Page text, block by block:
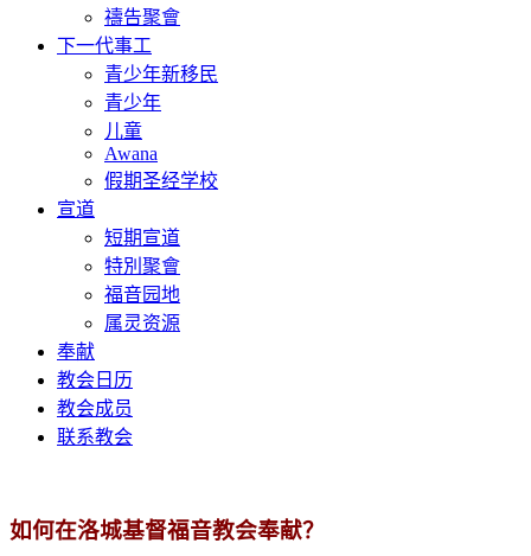
禱告聚會
下一代事工
青少年新移民
青少年
儿童
Awana
假期圣经学校
宣道
短期宣道
特別聚會
福音园地
属灵资源
奉献
教会日历
教会成员
联系教会
如何在洛城基督福音教会奉献？